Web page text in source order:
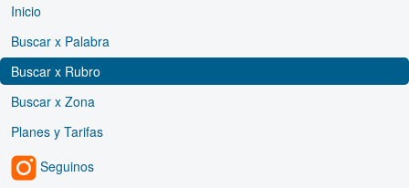
Inicio
Buscar x Palabra
Buscar x Rubro
Buscar x Zona
Planes y Tarifas
Seguinos